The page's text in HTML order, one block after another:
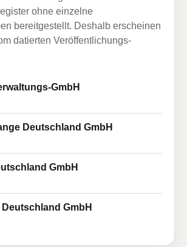
ohne einzelne
bereitgestellt. Deshalb erscheinen
datierten Veröffentlichungs-
GmbH
Deutschland GmbH
GmbH
GmbH